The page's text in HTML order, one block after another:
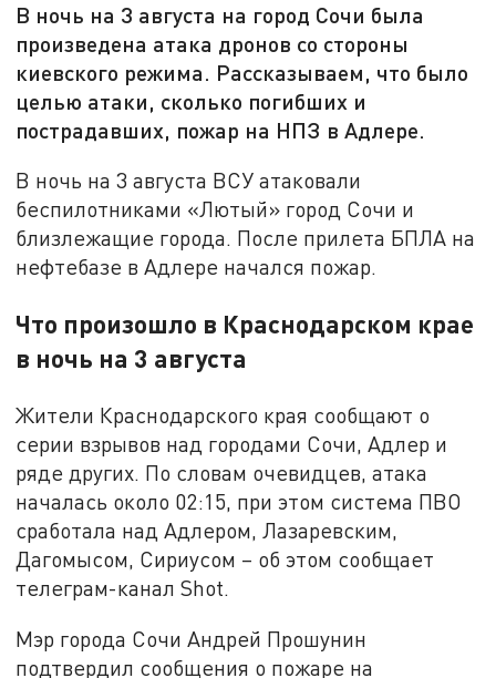
В ночь на 3 августа на город Сочи была
произведена атака дронов со стороны
киевского режима. Рассказываем, что было
целью атаки, сколько погибших и
пострадавших, пожар на НПЗ в Адлере.
В ночь на 3 августа ВСУ атаковали
беспилотниками «Лютый» город Сочи и
близлежащие города. После прилета БПЛА на
нефтебазе в Адлере начался пожар.
Что произошло в Краснодарском крае
в ночь на 3 августа
Жители Краснодарского края сообщают о
серии взрывов над городами Сочи, Адлер и
ряде других. По словам очевидцев, атака
началась около 02:15, при этом система ПВО
сработала над Адлером, Лазаревским,
Дагомысом, Сириусом – об этом сообщает
телеграм-канал Shot.
Мэр города Сочи Андрей Прошунин
подтвердил сообщения о пожаре на